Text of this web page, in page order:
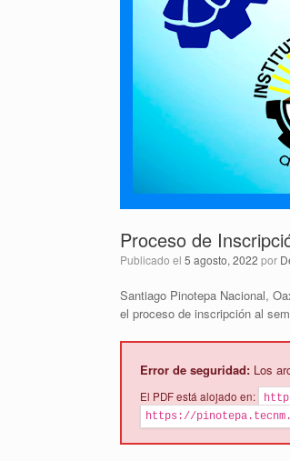
Proceso de
Publicado el 5 agosto, 2022 por
Santiago Pinotepa Nacional,
el proceso de inscripción al
Error de seguridad: Los
El PDF está alojado en:
https://